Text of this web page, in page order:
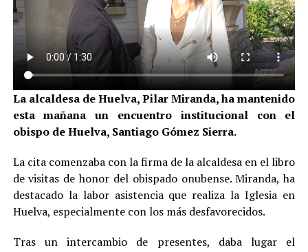
La alcaldesa de Huelva, Pilar Miranda, ha mantenido
esta mañana un encuentro institucional con el
obispo de Huelva, Santiago Gómez Sierra.
La cita comenzaba con la firma de la alcaldesa en el libro
de visitas de honor del obispado onubense. Miranda, ha
destacado la labor asistencia que realiza la Iglesia en
Huelva, especialmente con los más desfavorecidos.
Tras un intercambio de presentes, daba lugar el